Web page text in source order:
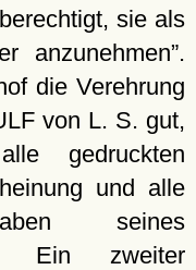
sie als
anzunehmen .
die Verehrung
von L. S. gut,
gedruckten
und alle
seines
Ein zweiter